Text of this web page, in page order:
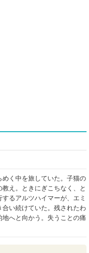
く中を旅していた。子猫の
え。ときにぎこちなく、と
るアルツハイマーが、エミ
い続けていた。残されたわ
へと向かう。失うことの痛